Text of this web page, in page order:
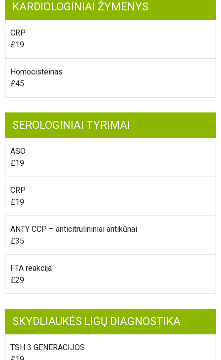
KARDIOLOGINIAI ŽYMENYS
CRP
£19
Homocisteinas
£45
SEROLOGINIAI TYRIMAI
ASO
£19
CRP
£19
ANTY CCP – anticitrulininiai antikūnai
£35
FTA reakcija
£29
SKYDLIAUKĖS LIGŲ DIAGNOSTIKA
TSH 3 GENERACIJOS